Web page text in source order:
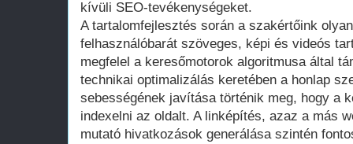
kívüli SEO-tevékenységeket.
A tartalomfejlesztés során a szakértőink
felhasználóbarát szöveges, képi és videós
megfelel a keresőmotorok algoritmusa által
technikai optimalizálás keretében a honlap
sebességének javítása történik meg, hogy a
indexelni az oldalt. A linképítés, azaz a más
mutató hivatkozások generálása szintén